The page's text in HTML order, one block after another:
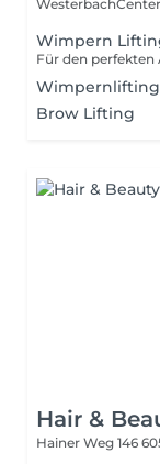
Wimpern
Brow Lifting
Hair &
Hainer Weg 146